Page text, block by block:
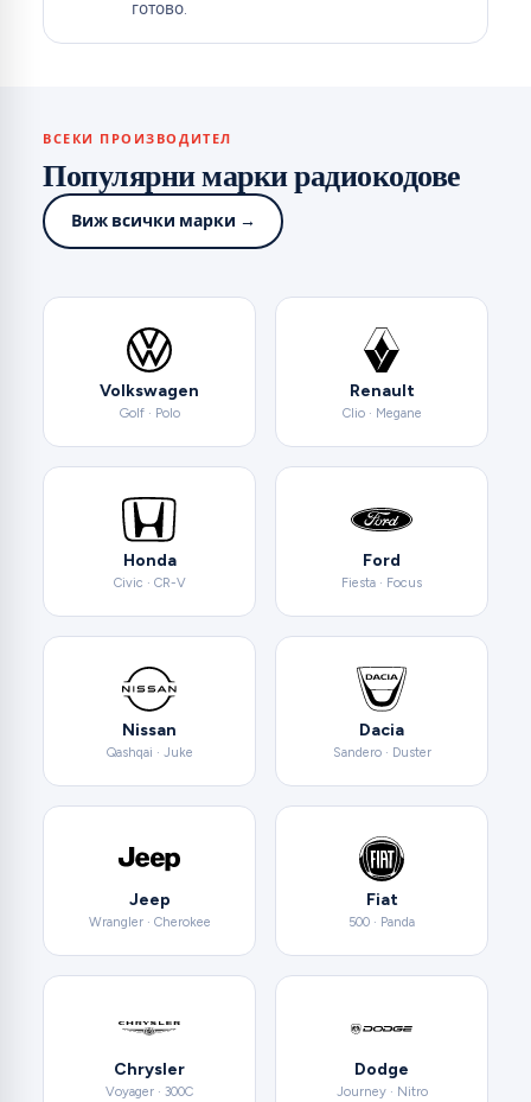
готово.
ВСЕКИ ПРОИЗВОДИТЕЛ
Популярни марки радиокодове
Виж всички марки →
Volkswagen
Golf · Polo
Renault
Clio · Megane
Honda
Civic · CR-V
Ford
Fiesta · Focus
Nissan
Qashqai · Juke
Dacia
Sandero · Duster
Jeep
Wrangler · Cherokee
Fiat
500 · Panda
Chrysler
Voyager · 300C
Dodge
Journey · Nitro